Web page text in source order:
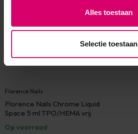
Alles toestaan
Selectie toestaan
Florence Nails
Florence Nails Chrome Liquid
Space 5 ml TPO/HEMA vrij
Op voorraad